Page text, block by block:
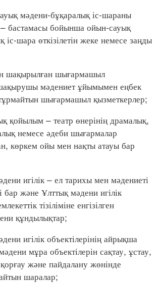
мәдени-бұқаралық іс-шараны
бастамасы бойынша ойын-сауық
іс-шара өткізілетін жеке немесе заңды
шығармашыл
мәдениет ұйымымен еңбек
шығармашыл қызметкерлер;
– театр өнерінің драмалық,
немесе әдеби шығармалар
көркем ойы мен нақты атауы бар
игілік – ел тарихы мен мәдениеті
және Ұлттық мәдени игілік
тізіліміне енгізілген
құндылықтар;
игілік объектілерінің айрықша
мұра объектілерін сақтау, ұстау,
және пайдалану жөнінде
шаралар;